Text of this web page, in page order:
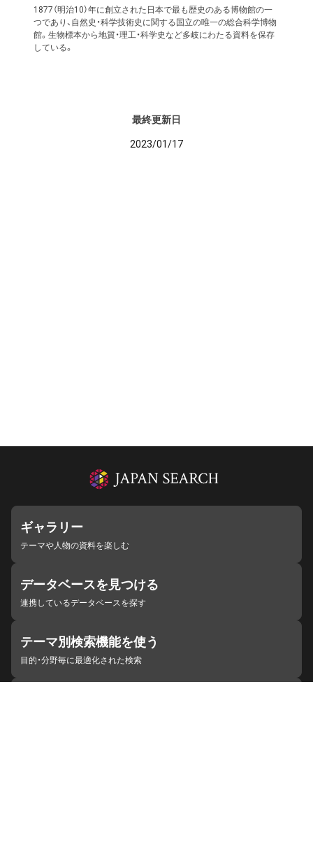
1877（明治10）年に創立された日本で最も歴史のある博物館の一
つであり、自然史・科学技術史に関する国立の唯一の総合科学博物
館。生物標本から地質・理工・科学史など多岐にわたる資料を保存
している。
最終更新日
2023/01/17
ギャラリー
テーマや人物の資料を楽しむ
データベースを見つける
連携しているデータベースを探す
テーマ別検索機能を使う
目的・分野毎に最適化された検索